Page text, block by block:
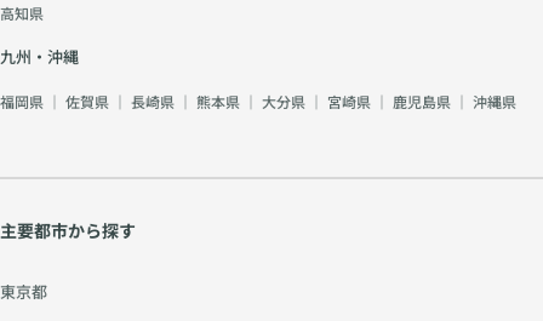
高知県
九州・沖縄
福岡県 ｜ 佐賀県 ｜ 長崎県 ｜ 熊本県 ｜ 大分県 ｜ 宮崎県 ｜ 鹿児島県 ｜ 沖縄県
主要都市から探す
東京都